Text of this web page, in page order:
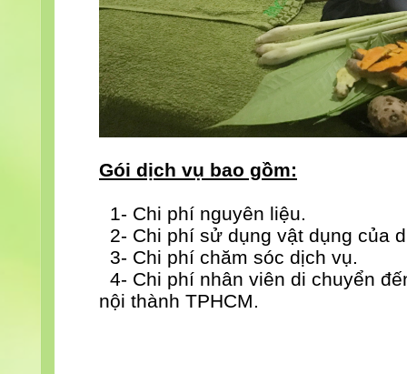
Gói dịch vụ bao gồm:
1- Chi phí nguyên liệu.
2- Chi phí sử dụng vật dụng của
3- Chi phí chăm sóc dịch vụ.
4- Chi phí nhân viên di chuyển
nội thành TPHCM.